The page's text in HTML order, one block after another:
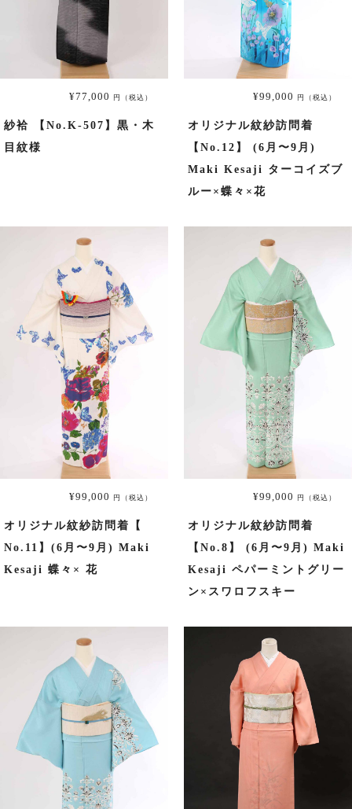
プラン・料金
舞妓・芸者・花魁・遊女・あんみつ姫
卒業式袴
袴レンタル
¥77,000 円（税込）
紗袷 【No.K-507】黒・木
目紋様
¥99,000 円（税込）
オリジナル紋紗訪問着
【No.12】 (6月〜9月)
Maki Kesaji ターコイズブ
ルー×蝶々×花
¥99,000 円（税込）
オリジナル紋紗訪問着【
No.11】(6月〜9月) Maki
Kesaji 蝶々× 花
¥99,000 円（税込）
オリジナル紋紗訪問着
【No.8】 (6月〜9月) Maki
Kesaji ペパーミントグリー
ン×スワロフスキー